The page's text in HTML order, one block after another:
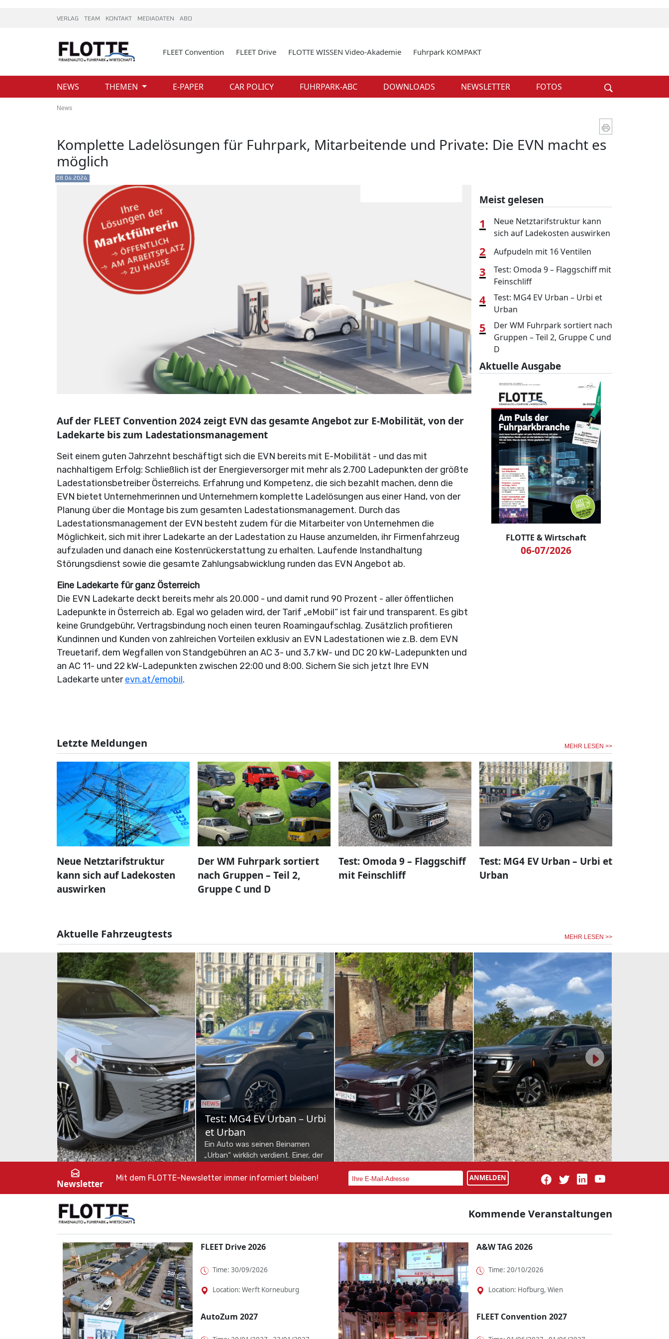
VERLAG TEAM KONTAKT MEDIADATEN ABO
FLEET Convention FLEET Drive FLOTTE WISSEN Video-Akademie Fuhrpark KOMPAKT
NEWS THEMEN E-PAPER CAR POLICY FUHRPARK-ABC DOWNLOADS NEWSLETTER FOTOS
News
Komplette Ladelösungen für Fuhrpark, Mitarbeitende und Private: Die EVN macht es
möglich
08.04.2024.
Auf der FLEET Convention 2024 zeigt EVN das gesamte Angebot zur E-Mobilität, von der
Ladekarte bis zum Ladestationsmanagement
Seit einem guten Jahrzehnt beschäftigt sich die EVN bereits mit E-Mobilität - und das mit
nachhaltigem Erfolg: Schließlich ist der Energieversorger mit mehr als 2.700 Ladepunkten der größte
Ladestationsbetreiber Österreichs. Erfahrung und Kompetenz, die sich bezahlt machen, denn die
EVN bietet Unternehmerinnen und Unternehmern komplette Ladelösungen aus einer Hand, von der
Planung über die Montage bis zum gesamten Ladestationsmanagement. Durch das
Ladestationsmanagement der EVN besteht zudem für die Mitarbeiter von Unternehmen die
Möglichkeit, sich mit ihrer Ladekarte an der Ladestation zu Hause anzumelden, ihr Firmenfahrzeug
aufzuladen und danach eine Kostenrückerstattung zu erhalten. Laufende Instandhaltung
Störungsdienst sowie die gesamte Zahlungsabwicklung runden das EVN Angebot ab.
Eine Ladekarte für ganz Österreich
Die EVN Ladekarte deckt bereits mehr als 20.000 - und damit rund 90 Prozent - aller öffentlichen
Ladepunkte in Österreich ab. Egal wo geladen wird, der Tarif „eMobil“ ist fair und transparent. Es gibt
keine Grundgebühr, Vertragsbindung noch einen teuren Roamingaufschlag. Zusätzlich profitieren
Kundinnen und Kunden von zahlreichen Vorteilen exklusiv an EVN Ladestationen wie z.B. dem EVN
Treuetarif, dem Wegfallen von Standgebühren an AC 3- und 3,7 kW- und DC 20 kW-Ladepunkten und
an AC 11- und 22 kW-Ladepunkten zwischen 22:00 und 8:00. Sichern Sie sich jetzt Ihre EVN
Ladekarte unterevn.at/emobil.
Meist gelesen
1
Neue Netztarifstruktur kann
sich auf Ladekosten auswirken
2 Aufpudeln mit 16 Ventilen
3
Test: Omoda 9 – Flaggschiff mit
Feinschliff
4
Test: MG4 EV Urban – Urbi et
Urban
5
Der WM Fuhrpark sortiert nach
Gruppen – Teil 2, Gruppe C und
D
Aktuelle Ausgabe
FLOTTE & Wirtschaft
06-07/2026
Letzte Meldungen MEHR LESEN >>
Neue Netztarifstruktur
kann sich auf Ladekosten
auswirken
Der WM Fuhrpark sortiert
nach Gruppen – Teil 2,
Gruppe C und D
Test: Omoda 9 – Flaggschiff
mit Feinschliff
Test: MG4 EV Urban – Urbi et
Urban
Aktuelle Fahrzeugtests MEHR LESEN >>
Test: Volvo ES90 – Die
wirklich erste Ausfahrt
besonderer Monat. Denn da ist der
kleine Levi auf die Welt gekommen.
NEWS
Test: KGM Musso Grand –
Lückenschließer
KGM Musso Grand füllt eine Lücke,
Skoda Octavia Combi im
Test
nicht sein. Als Sportline mit MHD-
Benziner zeigt dieser Škoda Octavia,
NEWS
Toyota bZ4X Touring: Der
Kombi neuer Schule
Fahrt auf – und mit ihr die Familie
Österreicher, wenn sie im neuen
NEWS
Schon gefahren:
VLE
bis zu acht Personen und
Newsletter
Mit dem FLOTTE-Newsletter immer informiert bleiben! ANMELDEN
Kommende Veranstaltungen
FLEET Drive 2026
Time: 30/09/2026
Location: Werft Korneuburg
A&W TAG 2026
Time: 20/10/2026
Location: Hofburg, Wien
AutoZum 2027 FLEET Convention 2027